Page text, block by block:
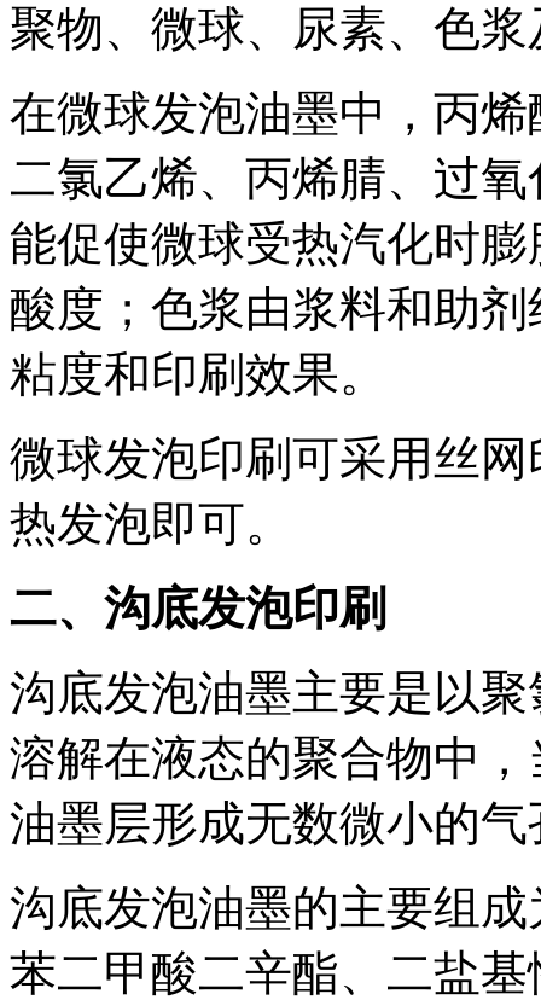
聚物、微球、尿素、色
在微球发泡油墨中，丙
二氯乙烯、丙烯腈、过
能促使微球受热汽化时
酸度；色浆由浆料和助
粘度和印刷效果。
微球发泡印刷可采用丝
热发泡即可。
二、沟底发泡印刷
沟底发泡油墨主要是以
溶解在液态的聚合物中
油墨层形成无数微小的
沟底发泡油墨的主要组
苯二甲酸二辛酯、二盐